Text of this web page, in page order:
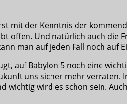
mit der Kenntnis der
offen. Und natürlich auch die
man auf jeden Fall noch auf
auf Babylon 5 noch eine
uns sicher mehr
wichtig wird es schon sein.